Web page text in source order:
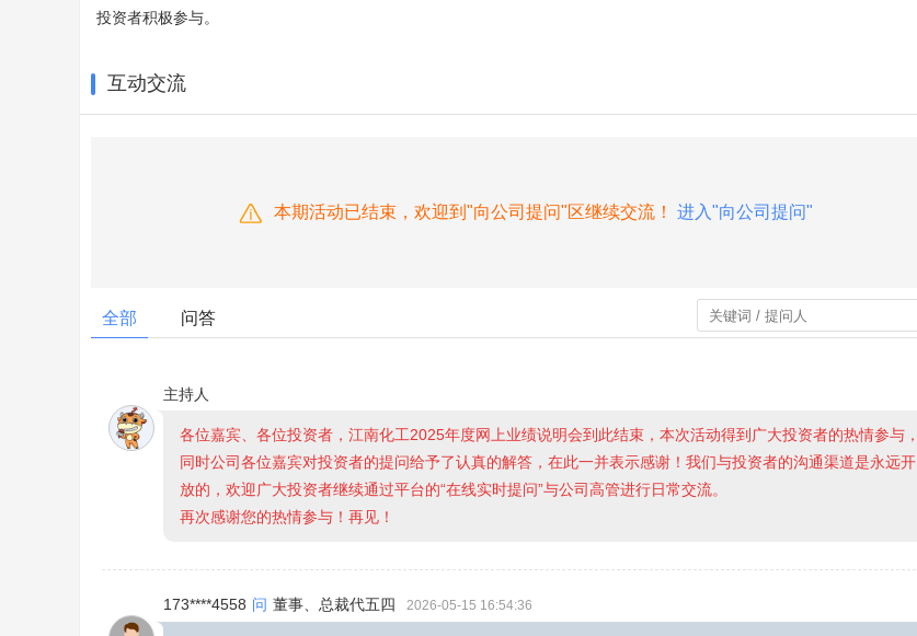
投资者积极参与。
互动交流
本期活动已结束，欢迎到"向公司提问"区继续交流！ 进入"向公司提问"
全部 问答
主持人
各位嘉宾、各位投资者，江南化工2025年度网上业绩说明会到此结束，本次活动得到广大投资者的热情参与，
同时公司各位嘉宾对投资者的提问给予了认真的解答，在此一并表示感谢！我们与投资者的沟通渠道是永远开
放的，欢迎广大投资者继续通过平台的“在线实时提问”与公司高管进行日常交流。
再次感谢您的热情参与！再见！
173****4558 问 董事、总裁代五四 2026-05-15 16:54:36